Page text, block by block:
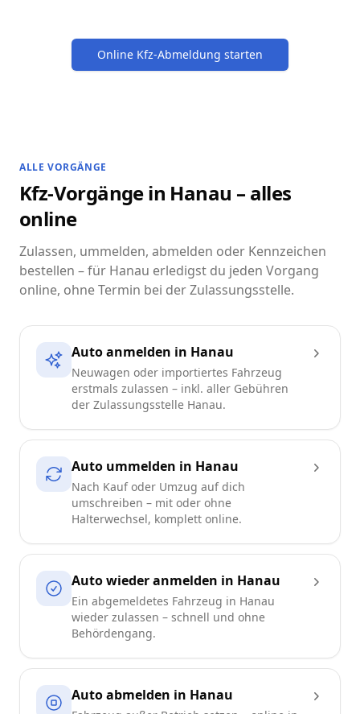
Online Kfz-Abmeldung starten
ALLE VORGÄNGE
Kfz-Vorgänge in Hanau – alles
online
Zulassen, ummelden, abmelden oder Kennzeichen
bestellen – für Hanau erledigst du jeden Vorgang
online, ohne Termin bei der Zulassungsstelle.
Auto anmelden in Hanau
Neuwagen oder importiertes Fahrzeug
erstmals zulassen – inkl. aller Gebühren
der Zulassungsstelle Hanau.
Auto ummelden in Hanau
Nach Kauf oder Umzug auf dich
umschreiben – mit oder ohne
Halterwechsel, komplett online.
Auto wieder anmelden in Hanau
Ein abgemeldetes Fahrzeug in Hanau
wieder zulassen – schnell und ohne
Behördengang.
Auto abmelden in Hanau